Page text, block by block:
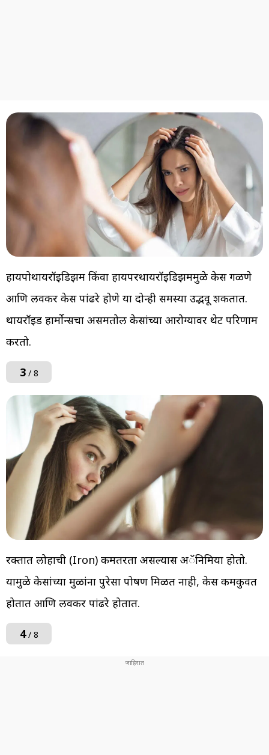
हायपोथायरॉइडिझम किंवा हायपरथायरॉइडिझममुळे केस गळणे
आणि लवकर केस पांढरे होणे या दोन्ही समस्या उद्भवू शकतात.
थायरॉइड हार्मोन्सचा असमतोल केसांच्या आरोग्यावर थेट परिणाम
करतो.
3/ 8
रक्तात लोहाची (Iron) कमतरता असल्यास अॅनिमिया होतो.
यामुळे केसांच्या मुळांना पुरेसा पोषण मिळत नाही, केस कमकुवत
होतात आणि लवकर पांढरे होतात.
4/ 8